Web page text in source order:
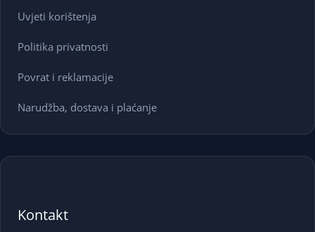
Uvjeti korištenja
Politika privatnosti
Povrat i reklamacije
Narudžba, dostava i plaćanje
Kontakt